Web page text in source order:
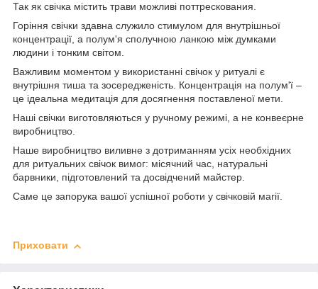
Так як свічка містить трави можливі поттрескования.
Горіння свічки здавна служило стимулом для внутрішньої
концентрації, а полум'я сполучною ланкою між думками
людини і тонким світом.
Важливим моментом у використанні свічок у ритуалі є
внутрішня тиша та зосередженість. Концентрація на полум'ї –
це ідеальна медитація для досягнення поставленої мети.
Наші свічки виготовляються у ручному режимі, а не конвеєрне
виробництво.
Наше виробництво виливне з дотриманням усіх необхідних
для ритуальних свічок вимог: місячний час, натуральні
барвники, підготовлений та досвідчений майстер.
Саме це запорука вашої успішної роботи у свічковій магії.
Приховати